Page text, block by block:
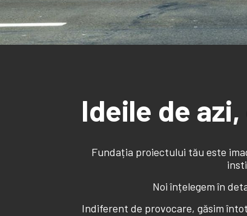
Ideile de
Fundația proiectului tău este
Noi înțelegem în
Indiferent de provocare, găsim